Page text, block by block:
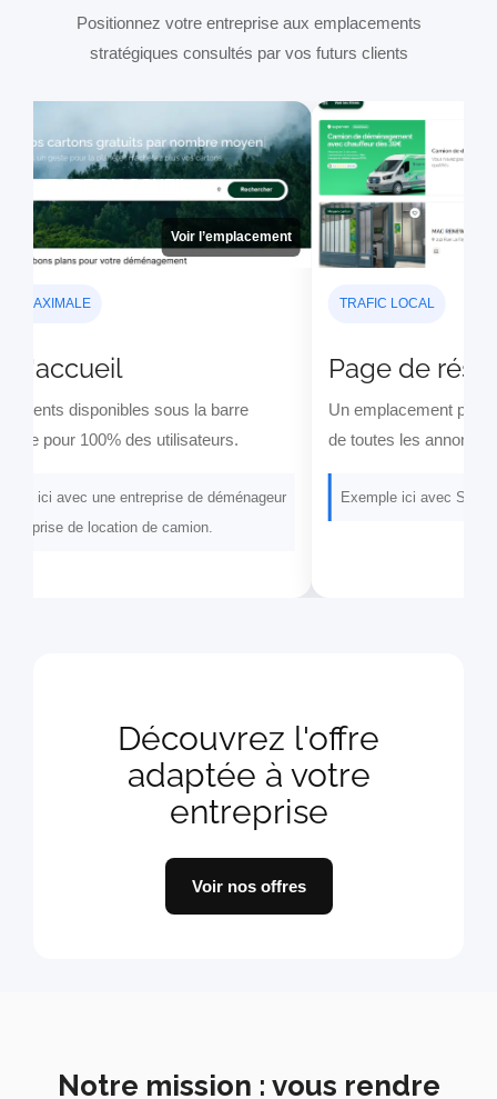
Positionnez votre entreprise aux emplacements
stratégiques consultés par vos futurs clients
PAGE D’ACCUEIL
MAXIMALE
disponibles sous la barre
pour 100% des utilisateurs.
ici avec une entreprise de déménageur
de location de camion.
TRAFIC LOCAL
Page de
Un emplacement
de toutes les annonces
Exemple ici avec
Découvrez l'offre
adaptée à votre
entreprise
Voir nos offres
Notre mission : vous rendre